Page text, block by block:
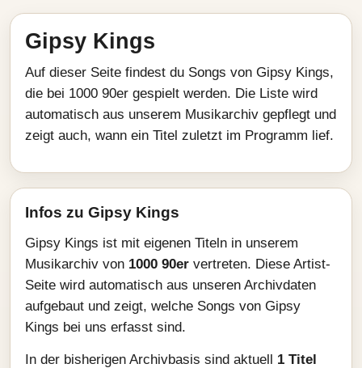
Gipsy Kings
Auf dieser Seite findest du Songs von Gipsy Kings,
die bei 1000 90er gespielt werden. Die Liste wird
automatisch aus unserem Musikarchiv gepflegt und
zeigt auch, wann ein Titel zuletzt im Programm lief.
Infos zu Gipsy Kings
Gipsy Kings ist mit eigenen Titeln in unserem
Musikarchiv von 1000 90er vertreten. Diese Artist-
Seite wird automatisch aus unseren Archivdaten
aufgebaut und zeigt, welche Songs von Gipsy
Kings bei uns erfasst sind.
In der bisherigen Archivbasis sind aktuell 1 Titel